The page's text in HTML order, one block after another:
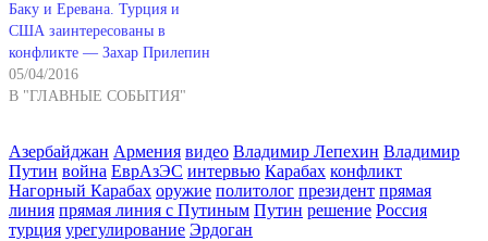
Баку и Еревана. Турция и
США заинтересованы в
конфликте — Захар Прилепин
05/04/2016
В "ГЛАВНЫЕ СОБЫТИЯ"
Азербайджан Армения видео Владимир Лепехин Владимир
Путин война ЕврАзЭС интервью Карабах конфликт
Нагорный Карабах оружие политолог президент прямая
линия прямая линия с Путиным Путин решение Россия
турция урегулирование Эрдоган